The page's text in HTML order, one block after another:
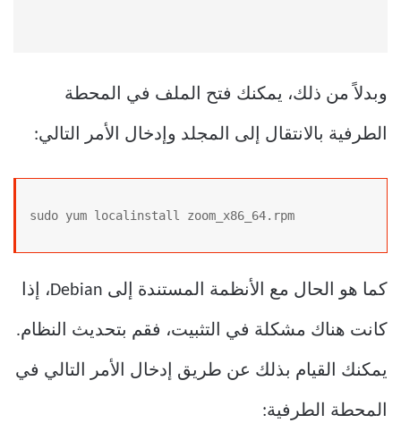
وبدلاً من ذلك، يمكنك فتح الملف في المحطة
الطرفية بالانتقال إلى المجلد وإدخال الأمر التالي:
sudo yum localinstall zoom_x86_64.rpm
كما هو الحال مع الأنظمة المستندة إلى Debian، إذا
كانت هناك مشكلة في التثبيت، فقم بتحديث النظام.
يمكنك القيام بذلك عن طريق إدخال الأمر التالي في
المحطة الطرفية: